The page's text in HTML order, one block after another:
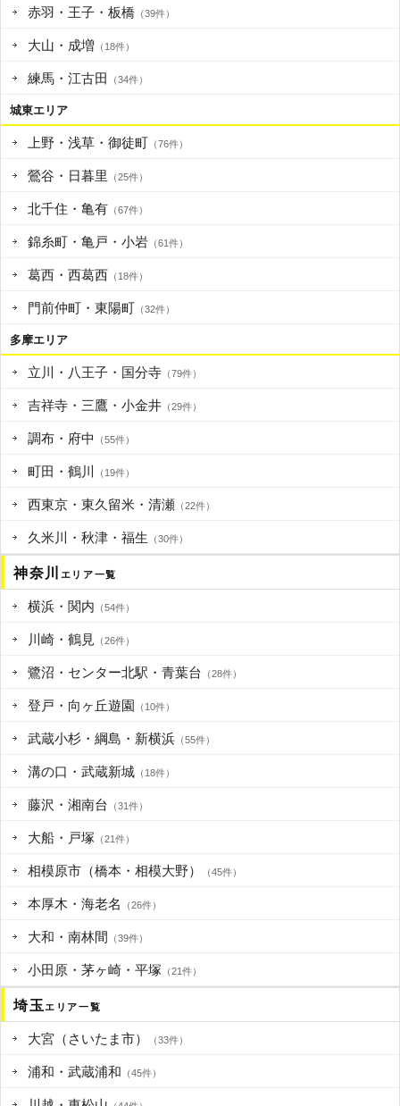
赤羽・王子・板橋 （39件）
大山・成増 （18件）
練馬・江古田 （34件）
城東エリア
上野・浅草・御徒町 （76件）
鶯谷・日暮里 （25件）
北千住・亀有 （67件）
錦糸町・亀戸・小岩 （61件）
葛西・西葛西 （18件）
門前仲町・東陽町 （32件）
多摩エリア
立川・八王子・国分寺 （79件）
吉祥寺・三鷹・小金井 （29件）
調布・府中 （55件）
町田・鶴川 （19件）
西東京・東久留米・清瀬 （22件）
久米川・秋津・福生 （30件）
神奈川 エリア一覧
横浜・関内 （54件）
川崎・鶴見 （26件）
鷺沼・センター北駅・青葉台 （28件）
登戸・向ヶ丘遊園 （10件）
武蔵小杉・綱島・新横浜 （55件）
溝の口・武蔵新城 （18件）
藤沢・湘南台 （31件）
大船・戸塚 （21件）
相模原市（橋本・相模大野） （45件）
本厚木・海老名 （26件）
大和・南林間 （39件）
小田原・茅ヶ崎・平塚 （21件）
埼玉 エリア一覧
大宮（さいたま市） （33件）
浦和・武蔵浦和 （45件）